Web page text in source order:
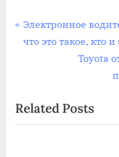
Навигация
P
r
o
u
Электронное
что это такое, кто
N
t
P
Toyota
Related Posts